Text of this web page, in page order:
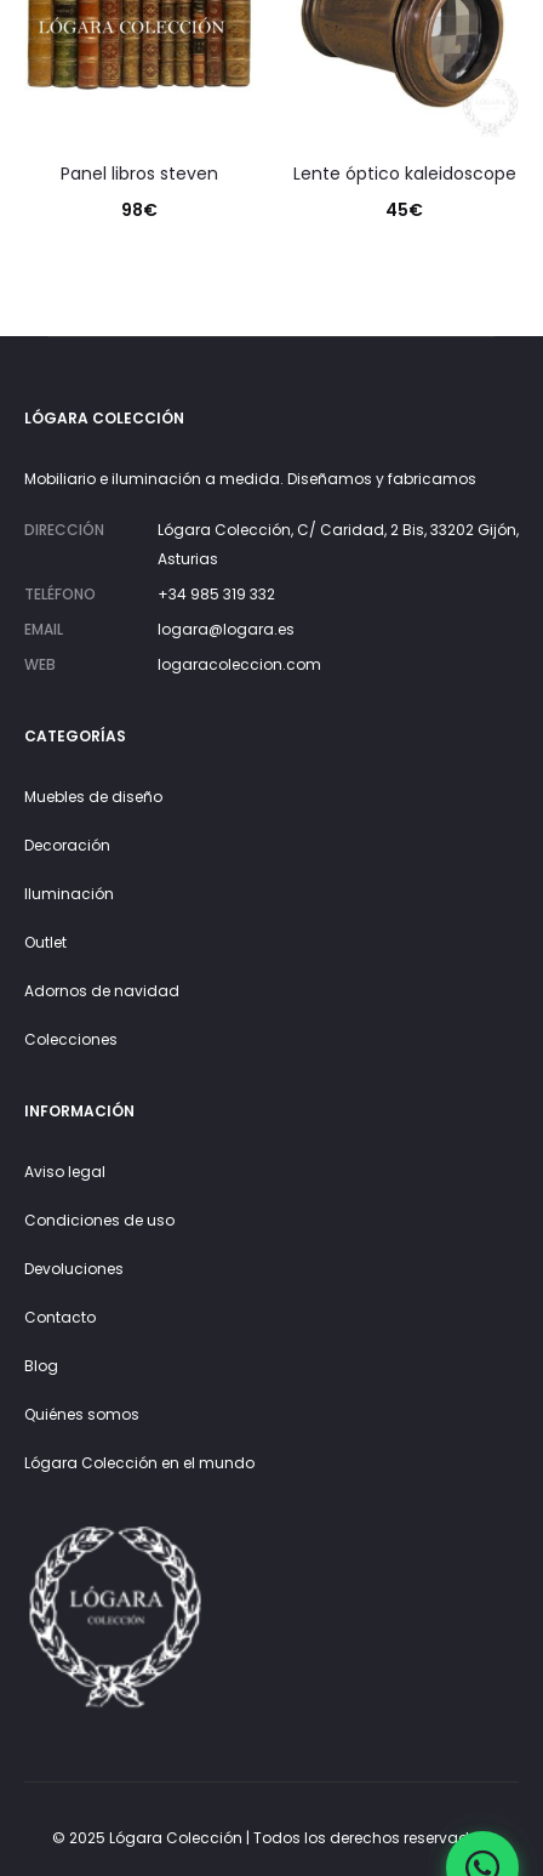
panel libros steven
98€
lente óptico kaleidoscope
45€
LÓGARA COLECCIÓN
Mobiliario e iluminación a medida. Diseñamos y fabricamos
DIRECCIÓN
Lógara Colección, C/ Caridad, 2 Bis, 33202 Gijón,
Asturias
TELÉFONO
+34 985 319 332
EMAIL
logara@logara.es
WEB
logaracoleccion.com
CATEGORÍAS
Muebles de diseño
Decoración
Iluminación
Outlet
Adornos de navidad
Colecciones
INFORMACIÓN
Aviso legal
Condiciones de uso
Devoluciones
Contacto
Blog
Quiénes somos
Lógara Colección en el mundo
© 2025 Lógara Colección | Todos los derechos reservados.